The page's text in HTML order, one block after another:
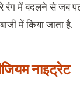
रंग में बदलने से जब
में किया जाता है.
नाइट्रेट